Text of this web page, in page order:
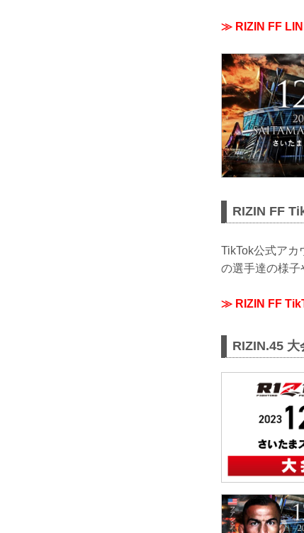
≫ RIZIN FF
RIZIN FF
TikTok公式アカ
の選手達の様子
≫ RIZIN FF
RIZIN.45 大